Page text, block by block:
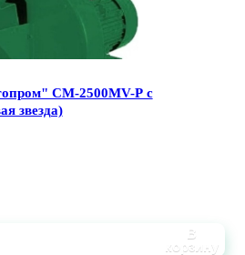
CM-2500MV-P с
звезда)
В
корзину